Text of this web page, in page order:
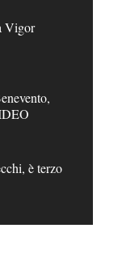
Vigor
è terzo